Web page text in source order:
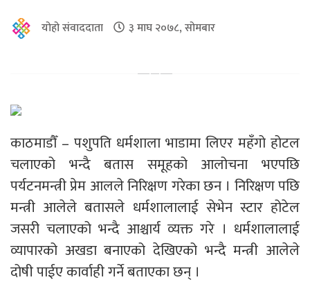
योहो संवाददाता ३ माघ २०७८, सोमबार
काठमाडौँ – पशुपति धर्मशाला भाडामा लिएर महँगो होटल
चलाएको भन्दै बतास समूहको आलोचना भएपछि
पर्यटनमन्त्री प्रेम आलले निरिक्षण गरेका छन । निरिक्षण पछि
मन्त्री आलेले बतासले धर्मशालालाई सेभेन स्टार होटेल
जसरी चलाएको भन्दै आश्चार्य व्यक्त गरे । धर्मशालालाई
व्यापारको अखडा बनाएको देखिएको भन्दै मन्त्री आलेले
दोषी पाईए कार्वाही गर्ने बताएका छन् ।